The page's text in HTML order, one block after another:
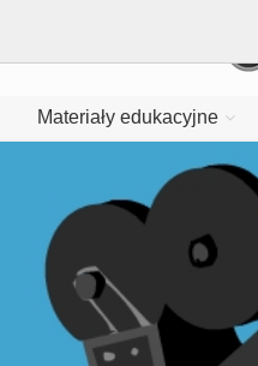
Materiały edukacyjne